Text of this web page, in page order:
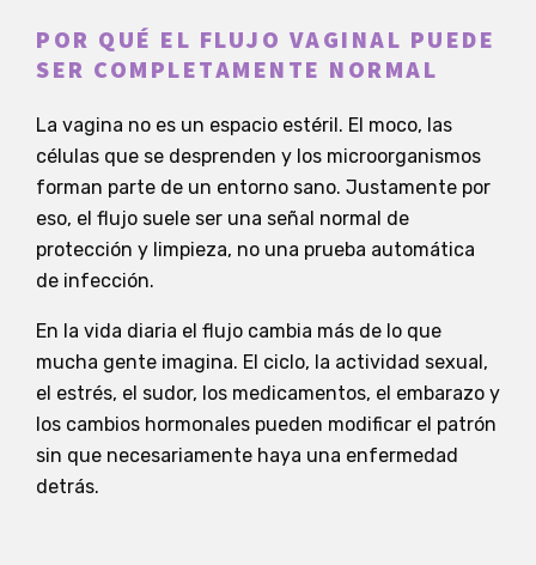
POR QUÉ EL FLUJO VAGINAL PUEDE
SER COMPLETAMENTE NORMAL
La vagina no es un espacio estéril. El moco, las
células que se desprenden y los microorganismos
forman parte de un entorno sano. Justamente por
eso, el flujo suele ser una señal normal de
protección y limpieza, no una prueba automática
de infección.
En la vida diaria el flujo cambia más de lo que
mucha gente imagina. El ciclo, la actividad sexual,
el estrés, el sudor, los medicamentos, el embarazo y
los cambios hormonales pueden modificar el patrón
sin que necesariamente haya una enfermedad
detrás.